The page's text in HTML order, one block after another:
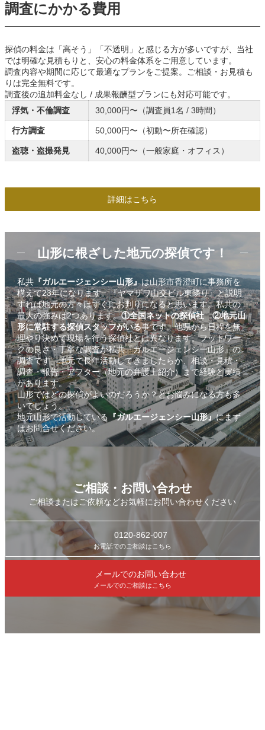
調査にかかる費用
探偵の料金は「高そう」「不透明」と感じる方が多いですが、当社
では明確な見積もりと、安心の料金体系をご用意しています。
調査内容や期間に応じて最適なプランをご提案。ご相談・お見積も
りは完全無料です。
調査後の追加料金なし / 成果報酬型プランにも対応可能です。
浮気・不倫調査
30,000円〜（調査員1名 / 3時間）
行方調査 50,000円〜（初動〜所在確認）
盗聴・盗撮発見 40,000円〜（一般家庭・オフィス）
詳細はこちら
山形に根ざした地元の探偵です！
私共 『ガルエージェンシー山形』は山形市香澄町に事務所を
構えて23年になります。『ヤマザワ山交ビル東隣り』と説明
すれば地元の方々はすぐにお判りになると思います。私共の
最大の強みは2つあります。①全国ネットの探偵社
②地元山
形に常駐する探偵スタッフがいる事です。他県から日程を無
理やり決めて現場を行う探偵社とは異なります。フットワー
クの良さ・丁寧な調査が私共『ガルエージェンシー山形』の
調査です。地元で長年活動してきましたらか、相談・見積・
調査・報告・アフター（地元の弁護士紹介）まで経験と実績
があります。
山形ではどの探偵がよいのだろうか？とお悩みになる方も多
いでしょう。
地元山形で活動している 『ガルエージェンシー山形』にまず
はお問合せください。
ご相談・お問い合わせ
ご相談またはご依頼などお気軽にお問い合わせください
0120-862-007
お電話でのご相談はこちら
メールでのお問い合わせ
メールでのご相談はこちら